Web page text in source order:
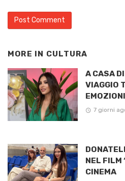
MORE IN CULTURA
A CASA
VIAGGIO
7 giorni
NEL FILM
CINEMA